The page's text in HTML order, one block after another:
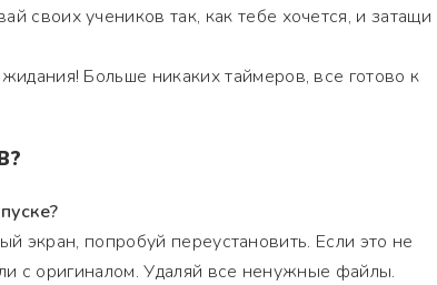
своих учеников так, как тебе хочется, и затащи
Больше никаких таймеров, все готово к
экран, попробуй переустановить. Если это не
с оригиналом. Удаляй все ненужные файлы.